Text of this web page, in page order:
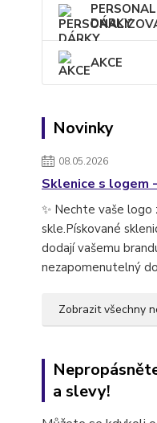
DÁRKY
AKCE
Novinky
08.05.2026
Sklenice s logem
✨ Nechte vaše
skle.Pískované
dodají vašemu
nezapomenutelný
Zobrazit všechny
a slevy!